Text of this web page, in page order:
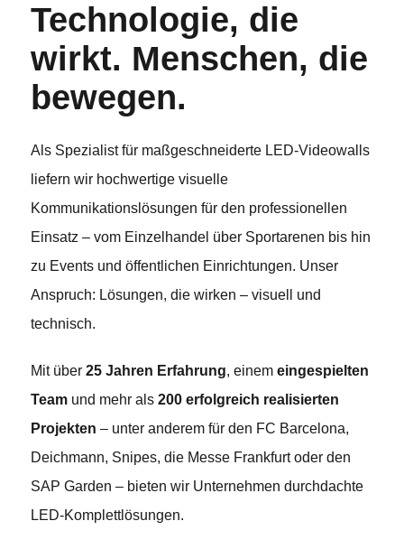
Technologie, die
wirkt. Menschen, die
bewegen.
Als Spezialist für maßgeschneiderte LED-Videowalls
liefern wir hochwertige visuelle
Kommunikationslösungen für den professionellen
Einsatz – vom Einzelhandel über Sportarenen bis hin
zu Events und öffentlichen Einrichtungen. Unser
Anspruch: Lösungen, die wirken – visuell und
technisch.
Mit über 25 Jahren Erfahrung, einem eingespielten
Team und mehr als 200 erfolgreich realisierten
Projekten – unter anderem für den FC Barcelona,
Deichmann, Snipes, die Messe Frankfurt oder den
SAP Garden – bieten wir Unternehmen durchdachte
LED-Komplettlösungen.